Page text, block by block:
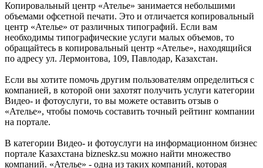
Копировальный центр «Ателье» занимается небольшими
объемами офсетной печати. Это и отличается копировальный
центр «Ателье» от различных типографий. Если вам
необходимы типографические услуги малых объемов, то
обращайтесь в копировальный центр «Ателье», находящийся
по адресу ул. Лермонтова, 109, Павлодар, Казахстан.
Если вы хотите помочь другим пользователям определиться с
компанией, в которой они захотят получить услуги категории
Видео- и фотоуслуги, то вы можете оставить отзыв о
«Ателье», чтобы помочь составить точный рейтинг компании
на портале.
В категории Видео- и фотоуслуги на информационном бизнес
портале Казахстана bizneskz.su можно найти множество
компаний. «Ателье» - одна из таких компаний, которая